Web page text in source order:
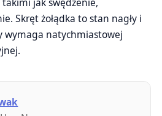
Skręt żołądka to stan nagły i
wymaga natychmiastowej